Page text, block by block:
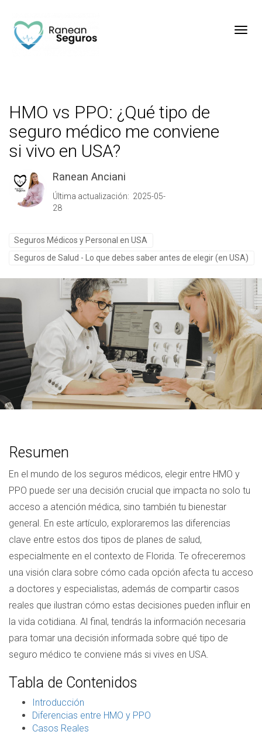
HMO vs PPO: ¿Qué tipo de
seguro médico me conviene
si vivo en USA?
Ranean Anciani
Última actualización: 2025-05-
28
Seguros Médicos y Personal en USA
Seguros de Salud - Lo que debes saber antes de elegir (en USA)
Resumen
En el mundo de los seguros médicos, elegir entre HMO y
PPO puede ser una decisión crucial que impacta no solo tu
acceso a atención médica, sino también tu bienestar
general. En este artículo, exploraremos las diferencias
clave entre estos dos tipos de planes de salud,
especialmente en el contexto de Florida. Te ofreceremos
una visión clara sobre cómo cada opción afecta tu acceso
a doctores y especialistas, además de compartir casos
reales que ilustran cómo estas decisiones pueden influir en
la vida cotidiana. Al final, tendrás la información necesaria
para tomar una decisión informada sobre qué tipo de
seguro médico te conviene más si vives en USA.
Tabla de Contenidos
Introducción
Diferencias entre HMO y PPO
Casos Reales